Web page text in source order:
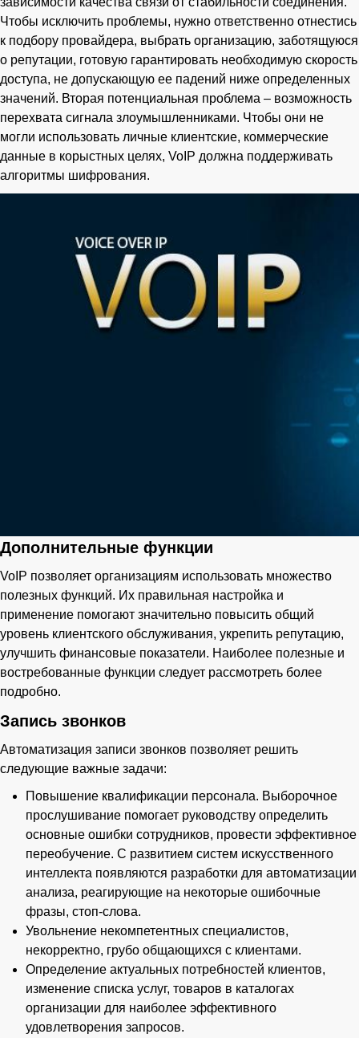
Чтобы исключить проблемы, нужно ответственно отнестись
к подбору провайдера, выбрать организацию, заботящуюся
о репутации, готовую гарантировать необходимую скорость
доступа, не допускающую ее падений ниже определенных
значений. Вторая потенциальная проблема – возможность
перехвата сигнала злоумышленниками. Чтобы они не
могли использовать личные клиентские, коммерческие
данные в корыстных целях, VoIP должна поддерживать
алгоритмы шифрования.
Дополнительные функции
VoIP позволяет организациям использовать множество
полезных функций. Их правильная настройка и
применение помогают значительно повысить общий
уровень клиентского обслуживания, укрепить репутацию,
улучшить финансовые показатели. Наиболее полезные и
востребованные функции следует рассмотреть более
подробно.
Запись звонков
Автоматизация записи звонков позволяет решить
следующие важные задачи:
Повышение квалификации персонала. Выборочное
прослушивание помогает руководству определить
основные ошибки сотрудников, провести эффективное
переобучение. С развитием систем искусственного
интеллекта появляются разработки для автоматизации
анализа, реагирующие на некоторые ошибочные
фразы, стоп-слова.
Увольнение некомпетентных специалистов,
некорректно, грубо общающихся с клиентами.
Определение актуальных потребностей клиентов,
изменение списка услуг, товаров в каталогах
организации для наиболее эффективного
удовлетворения запросов.